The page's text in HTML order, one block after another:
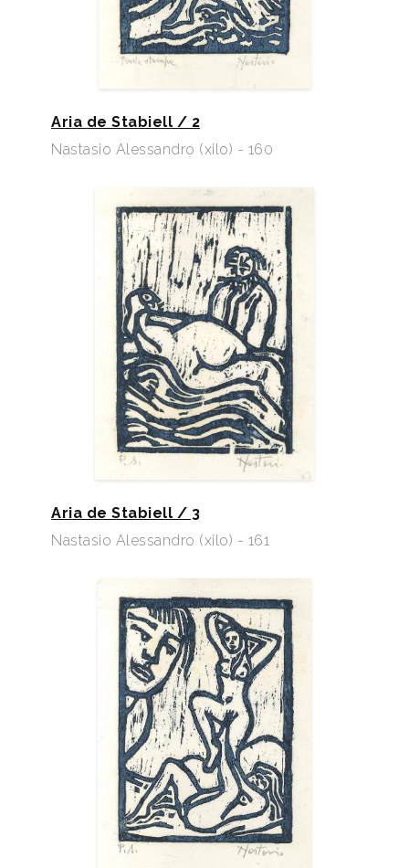
Aria de Stabiell / 2
Nastasio Alessandro (xilo) - 160
Aria de Stabiell / 3
Nastasio Alessandro (xilo) - 161